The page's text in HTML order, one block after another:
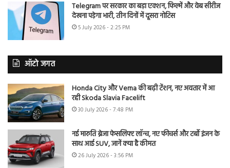
Telegram पर सरकार का बड़ा एक्शन, फिल्में और वेब सीरीज
देखना पड़ेगा भारी, तीन दिनों में दूसरा नोटिस
5 July 2026 - 2:25 PM
ऑटो जगत
Honda City और Verna की बढ़ी टेंशन, नए अवतार में आ
रही Skoda Slavia Facelift
30 July 2026 - 7:48 PM
नई मारुति ब्रेजा फेसलिफ्ट लॉन्च, नए फीचर्स और टर्बो इंजन के
साथ आई SUV, जानें क्या है कीमत
26 July 2026 - 3:56 PM